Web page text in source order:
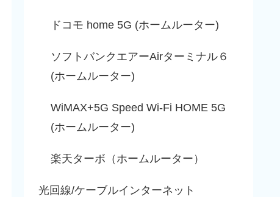
ドコモ home 5G (ホームルーター)
ソフトバンクエアーAirターミナル６
(ホームルーター)
WiMAX+5G Speed Wi-Fi HOME 5G
(ホームルーター)
楽天ターボ（ホームルーター）
光回線/ケーブルインターネット